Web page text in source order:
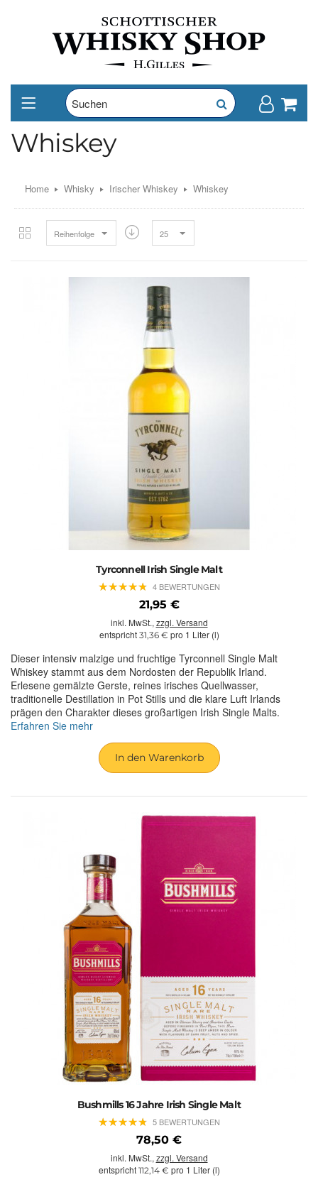
Whiskey
Home Whisky Irischer Whiskey Whiskey
25
Reihenfolge
Tyrconnell Irish Single Malt
★★★★★
★★★★★ 4 BEWERTUNGEN
21,95 €
inkl. MwSt., zzgl. Versand
entspricht 31,36 € pro 1 Liter (l)
Dieser intensiv malzige und fruchtige Tyrconnell Single Malt
Whiskey stammt aus dem Nordosten der Republik Irland.
Erlesene gemälzte Gerste, reines irisches Quellwasser,
traditionelle Destillation in Pot Stills und die klare Luft Irlands
prägen den Charakter dieses großartigen Irish Single Malts.
Erfahren Sie mehr
In den Warenkorb
Bushmills 16 Jahre Irish Single Malt
★★★★★
★★★★★ 5 BEWERTUNGEN
78,50 €
inkl. MwSt., zzgl. Versand
entspricht 112,14 € pro 1 Liter (l)